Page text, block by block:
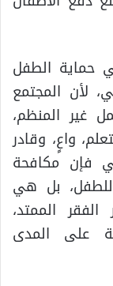
حماية الطفل
لأن المجتمع
غير المنظم،
واعٍ، وقادر
فإن مكافحة
بل هي
الممتد،
على المدى